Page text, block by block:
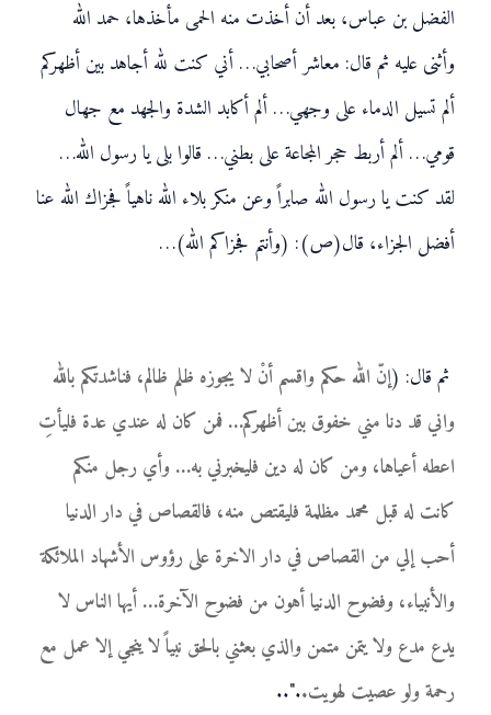
الفضل بن عباس، بعد أن أخذت منه الحمى مأخذها، حمد الله
وأثنى عليه ثم قال: معاشر أصحابي… أني كنت لله أجاهد بين أظهركم
ألم تسيل الدماء على وجهي… ألم أكابد الشدة والجهد مع جهال
قومي… ألم أربط حجر المجاعة على بطني… قالوا بلى يا رسول الله…
لقد كنت يا رسول الله صابراً وعن منكر بلاء الله ناهياً فجزاك الله عنا
أفضل الجزاء، قال(ص): (وأنتم فجزاكم الله)…
ثم قال: (إنّ الله حكم واقسم أنْ لا يجوزه ظلم ظالم، فناشدتكم بالله
واني قد دنا مني خفوق بين أظهركم… فمن كان له عندي عدة فليأتِ
اعطه أعياها، ومن كان له دين فليخبرني به… وأي رجل منكم
كانت له قبل محمد مظلمة فليقتص منه، فالقصاص في دار الدنيا
أحب إلي من القصاص في دار الاخرة على رؤوس الأشهاد الملائكة
والأنبياء، وفضوح الدنيا أهون من فضوح الآخرة… أيها الناس لا
يدع مدع ولا يتمن متمن والذي بعثني بالحق نبياً لا ينجي إلا عمل مع
رحمة ولو عصيت لهويت.."..